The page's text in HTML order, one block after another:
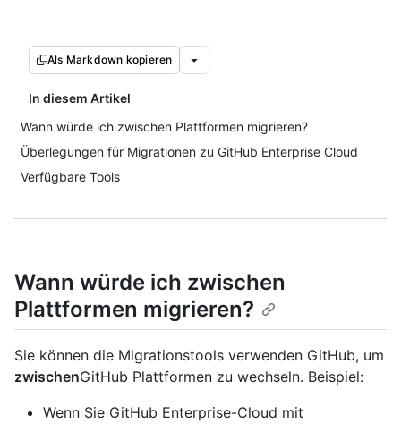
Als Markdown kopieren
In diesem Artikel
Wann würde ich zwischen Plattformen migrieren?
Überlegungen für Migrationen zu GitHub Enterprise Cloud
Verfügbare Tools
Wann würde ich zwischen
Plattformen migrieren?
Sie können die Migrationstools verwenden GitHub, um
zwischenGitHub Plattformen zu wechseln. Beispiel:
Wenn Sie GitHub Enterprise-Cloud mit